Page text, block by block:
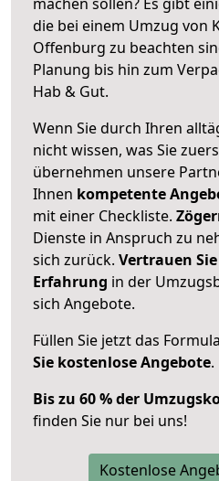
die bei einem Umzug von
Offenburg zu beachten
Planung bis hin zum
Hab & Gut.
Wenn Sie durch Ihren
nicht wissen, was Sie
übernehmen unsere
Ihnen kompetente
mit einer Checkliste.
Dienste in Anspruch zu
sich zurück. Vertrauen
Erfahrung in der
sich Angebote.
Füllen Sie jetzt das
Sie kostenlose Angebote.
Bis zu 60 % der
finden Sie nur bei uns!
Kostenlose